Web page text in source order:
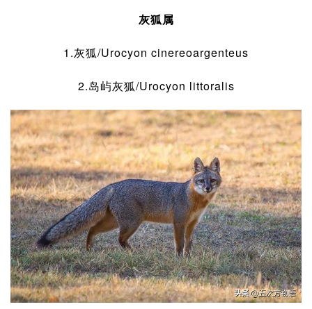
灰狐属
1.灰狐/Urocyon cinereoargenteus
2.岛屿灰狐/Urocyon littoralis